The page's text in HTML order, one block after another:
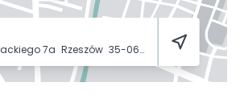
7a Rzeszów 35-060